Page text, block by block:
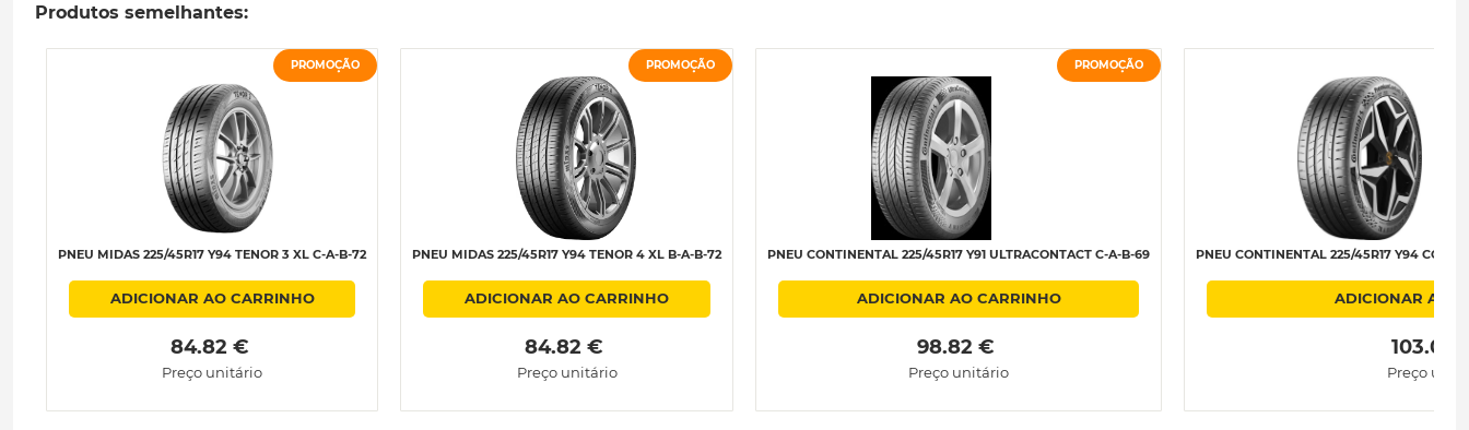
Produtos semelhantes:
PROMOÇÃO
PNEU MIDAS 225/45R17 Y94 TENOR 3 XL C-A-B-72
ADICIONAR AO CARRINHO
84.82 €
Preço unitário
PROMOÇÃO
PNEU MIDAS 225/45R17 Y94 TENOR 4 XL B-A-B-72
ADICIONAR AO CARRINHO
84.82 €
Preço unitário
PROMOÇÃO
PNEU CONTINENTAL 225/45R17 Y91 ULTRACONTACT C-A-B-69
ADICIONAR AO CARRINHO
98.82 €
Preço unitário
PNEU CONTINENTAL 225/45R17 Y94
ADICIONAR AO
103.03
Preço